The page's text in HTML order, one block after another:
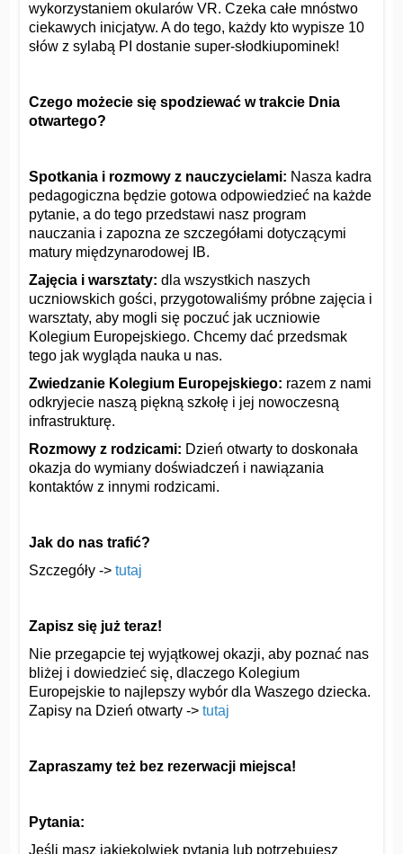
wykorzystaniem okularów VR. Czeka całe mnóstwo
ciekawych inicjatyw. A do tego, każdy kto wypisze 10
słów z sylabą PI dostanie super-słodkiupominek!
Czego możecie się spodziewać w trakcie Dnia
otwartego?
Spotkania i rozmowy z nauczycielami: Nasza kadra
pedagogiczna będzie gotowa odpowiedzieć na każde
pytanie, a do tego przedstawi nasz program
nauczania i zapozna ze szczegółami dotyczącymi
matury międzynarodowej IB.
Zajęcia i warsztaty: dla wszystkich naszych
uczniowskich gości, przygotowaliśmy próbne zajęcia i
warsztaty, aby mogli się poczuć jak uczniowie
Kolegium Europejskiego. Chcemy dać przedsmak
tego jak wygląda nauka u nas.
Zwiedzanie Kolegium Europejskiego: razem z nami
odkryjecie naszą piękną szkołę i jej nowoczesną
infrastrukturę.
Rozmowy z rodzicami: Dzień otwarty to doskonała
okazja do wymiany doświadczeń i nawiązania
kontaktów z innymi rodzicami.
Jak do nas trafić?
Szczegóły ->tutaj
Zapisz się już teraz!
Nie przegapcie tej wyjątkowej okazji, aby poznać nas
bliżej i dowiedzieć się, dlaczego Kolegium
Europejskie to najlepszy wybór dla Waszego dziecka.
Zapisy na Dzień otwarty -> tutaj
Zapraszamy też bez rezerwacji miejsca!
Pytania:
Jeśli masz jakiekolwiek pytania lub potrzebujesz